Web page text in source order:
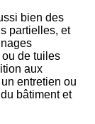
bien des
partielles, et
ou de tuiles
aux
entretien ou
bâtiment et